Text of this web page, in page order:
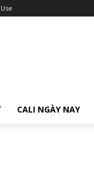
CALI NGÀY NAY